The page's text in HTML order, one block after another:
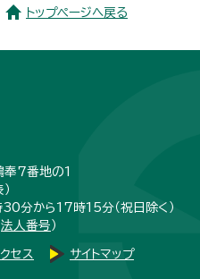
トップページへ戻る
7番地の1
分から17時15分（祝日除く）
法人番号 ）
セス
サイトマップ